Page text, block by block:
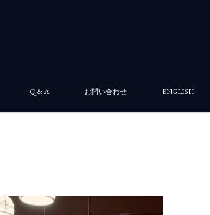
Q & A お問い合わせ ENGLISH